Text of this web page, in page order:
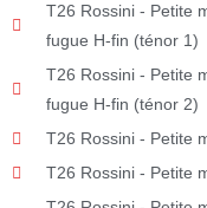
T26 Rossini - Petite
fugue H-fin (ténor 1)
T26 Rossini - Petite
fugue H-fin (ténor 2)
T26 Rossini - Petite
T26 Rossini - Petite